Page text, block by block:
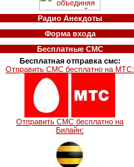
Радио Анекдоты
Форма входа
Бесплатные СМС
Бесплатная отправка смс:
Отправить СМС бесплатно на МТС:
Отправить СМС бесплатно на
Билайн: